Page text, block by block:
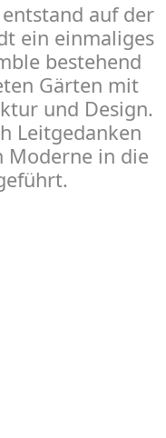
auf der
ein einmaliges
bestehend
Gärten mit
und Design.
Leitgedanken
Moderne in die